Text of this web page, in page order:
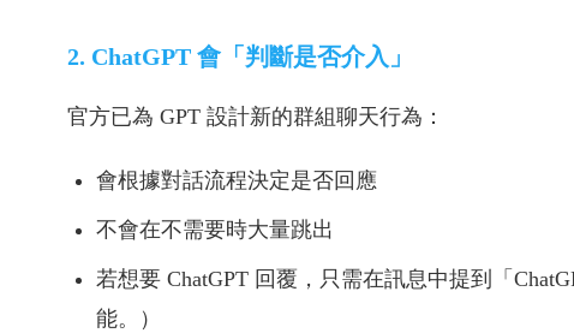
2. ChatGPT 會「判斷是否介入」
官方已為 GPT 設計新的群組聊天行為：
會根據對話流程決定是否回應
不會在不需要時大量跳出
若想要 ChatGPT 回覆，只需在訊息中提到「
能。）